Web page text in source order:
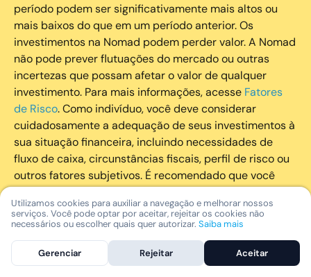
período podem ser significativamente mais altos ou
mais baixos do que em um período anterior. Os
investimentos na Nomad podem perder valor. A Nomad
não pode prever flutuações do mercado ou outras
incertezas que possam afetar o valor de qualquer
investimento. Para mais informações, acesse Fatores
de Risco. Como indivíduo, você deve considerar
cuidadosamente a adequação de seus investimentos à
sua situação financeira, incluindo necessidades de
fluxo de caixa, circunstâncias fiscais, perfil de risco ou
outros fatores subjetivos. É recomendado que você
utilize todos os recursos disponíveis para se informar
sobre investimentos de maneira geral e sobre a
composição geral de seu portfólio. Questões fiscais ou
legais relativas aos investimentos realizados através da
Nomad devem ser obtidas pelos próprios clientes. A
Utilizamos cookies para auxiliar a navegação e melhorar nossos
serviços. Você pode optar por aceitar, rejeitar os cookies não
necessários ou escolher quais quer autorizar. Saiba mais
Gerenciar Rejeitar Aceitar